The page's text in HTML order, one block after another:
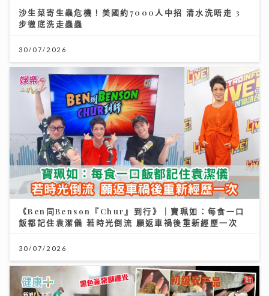
沙生菜寄生蟲危機！美國約7000人中招 清水洗唔走 3
步徹底洗走蟲蟲
30/07/2026
《Ben同Benson『Chur』到行》｜寶珮如：每食一口
飯都記住袁潔儀 若時光倒流 願返車禍後重新經歷一次
30/07/2026